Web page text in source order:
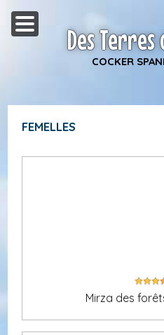
Des Terres
COCKER
FEMELLES
Mirza des